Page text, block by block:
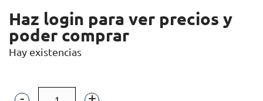
Haz login para ver precios y
poder comprar
Hay existencias